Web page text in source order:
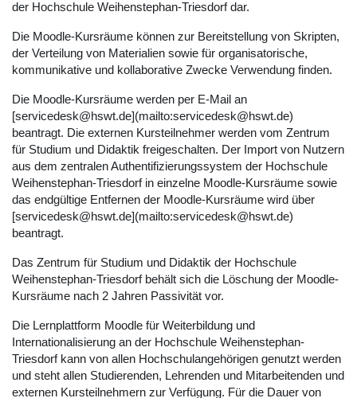
der Hochschule Weihenstephan-Triesdorf dar.
Die Moodle-Kursräume können zur Bereitstellung von Skripten,
der Verteilung von Materialien sowie für organisatorische,
kommunikative und kollaborative Zwecke Verwendung finden.
Die Moodle-Kursräume werden per E-Mail an
[servicedesk@hswt.de](mailto:servicedesk@hswt.de)
beantragt. Die externen Kursteilnehmer werden vom Zentrum
für Studium und Didaktik freigeschalten. Der Import von Nutzern
aus dem zentralen Authentifizierungssystem der Hochschule
Weihenstephan-Triesdorf in einzelne Moodle-Kursräume sowie
das endgültige Entfernen der Moodle-Kursräume wird über
[servicedesk@hswt.de](mailto:servicedesk@hswt.de)
beantragt.
Das Zentrum für Studium und Didaktik der Hochschule
Weihenstephan-Triesdorf behält sich die Löschung der Moodle-
Kursräume nach 2 Jahren Passivität vor.
Die Lernplattform Moodle für Weiterbildung und
Internationalisierung an der Hochschule Weihenstephan-
Triesdorf kann von allen Hochschulangehörigen genutzt werden
und steht allen Studierenden, Lehrenden und Mitarbeitenden und
externen Kursteilnehmern zur Verfügung. Für die Dauer von